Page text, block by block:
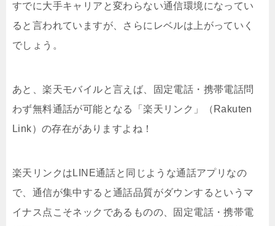
すでに大手キャリアと変わらない通信環境になってい
ると言われていますが、さらにレベルは上がっていく
でしょう。
あと、楽天モバイルと言えば、固定電話・携帯電話問
わず無料通話が可能となる「楽天リンク」（Rakuten
Link）の存在がありますよね！
楽天リンクはLINE通話と同じような通話アプリなの
で、通信が集中すると通話品質がダウンするというマ
イナス点こそネックであるものの、固定電話・携帯電